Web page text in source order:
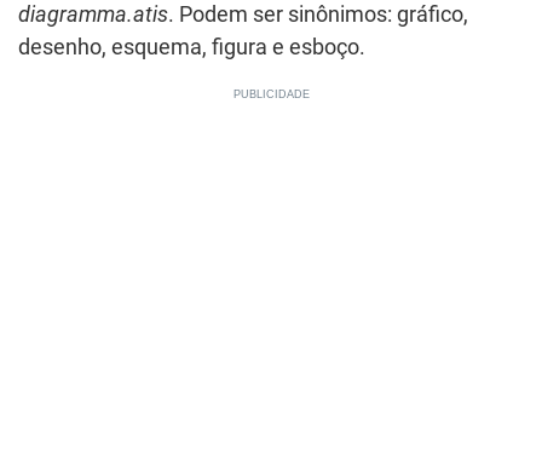
diagramma.atis. Podem ser sinônimos: gráfico,
desenho, esquema, figura e esboço.